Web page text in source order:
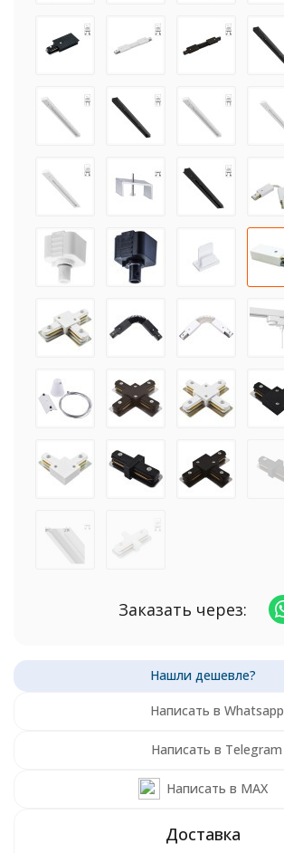
Заказать через:
Написать в Whatsapp
Написать в Telegram
Написать в MAX